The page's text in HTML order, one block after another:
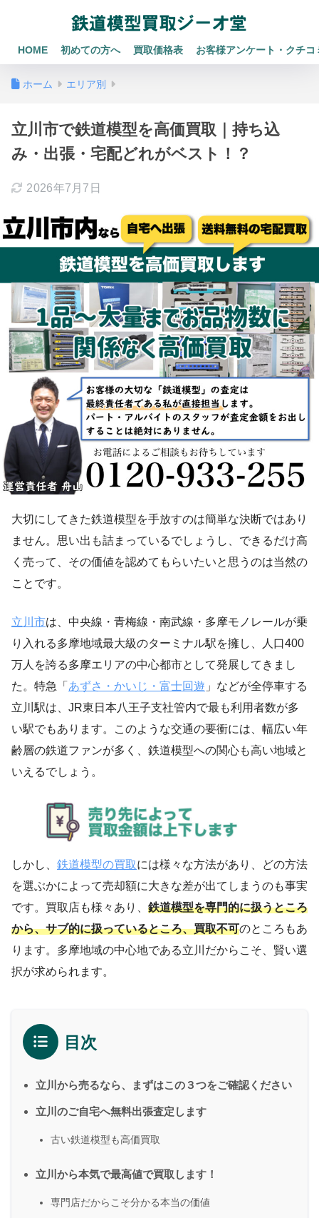
HOME 初めての方へ 買取価格表 お客様アンケート・クチコ
ホーム エリア別
立川市で鉄道模型を高価買取｜持ち込
み・出張・宅配どれがベスト！？
2026年7月7日
大切にしてきた鉄道模型を手放すのは簡単な決断ではあり
ません。思い出も詰まっているでしょうし、できるだけ高
く売って、その価値を認めてもらいたいと思うのは当然の
ことです。
立川市は、中央線・青梅線・南武線・多摩モノレールが乗
り入れる多摩地域最大級のターミナル駅を擁し、人口400
万人を誇る多摩エリアの中心都市として発展してきまし
た。特急「 あずさ・かいじ・富士回遊 」などが全停車する
立川駅は、JR東日本八王子支社管内で最も利用者数が多
い駅でもあります。このような交通の要衝には、幅広い年
齢層の鉄道ファンが多く、鉄道模型への関心も高い地域と
いえるでしょう。
しかし、 鉄道模型の買取には様々な方法があり、どの方法
を選ぶかによって売却額に大きな差が出てしまうのも事実
です。買取店も様々あり、 鉄道模型を専門的に扱うところ
から、サブ的に扱っているところ、買取不可のところもあ
ります。多摩地域の中心地である立川だからこそ、賢い選
択が求められます。
目次
立川から売るなら、まずはこの３つをご確認ください
立川のご自宅へ無料出張査定します
古い鉄道模型も高価買取
立川から本気で最高値で買取します！
専門店だからこそ分かる本当の価値